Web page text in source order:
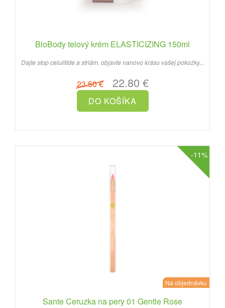
BioBody telový krém ELASTICIZING 150ml
Dajte stop celulitíde a striám, objavte nanovo krásu vašej pokožky...
23.50 €22.80 €
-11%
Na objednávku
Sante Ceruzka na pery 01 Gentle Rose